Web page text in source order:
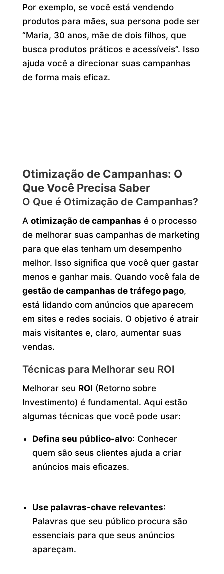
Por exemplo, se você está vendendo
produtos para mães, sua persona pode ser
“Maria, 30 anos, mãe de dois filhos, que
busca produtos práticos e acessíveis”. Isso
ajuda você a direcionar suas campanhas
de forma mais eficaz.
Otimização de Campanhas: O
Que Você Precisa Saber
O Que é Otimização de Campanhas?
A otimização de campanhas é o processo
de melhorar suas campanhas de marketing
para que elas tenham um desempenho
melhor. Isso significa que você quer gastar
menos e ganhar mais. Quando você fala de
gestão de campanhas de tráfego pago,
está lidando com anúncios que aparecem
em sites e redes sociais. O objetivo é atrair
mais visitantes e, claro, aumentar suas
vendas.
Técnicas para Melhorar seu ROI
Melhorar seu ROI (Retorno sobre
Investimento) é fundamental. Aqui estão
algumas técnicas que você pode usar:
Defina seu público-alvo: Conhecer
quem são seus clientes ajuda a criar
anúncios mais eficazes.
Use palavras-chave relevantes:
Palavras que seu público procura são
essenciais para que seus anúncios
apareçam.